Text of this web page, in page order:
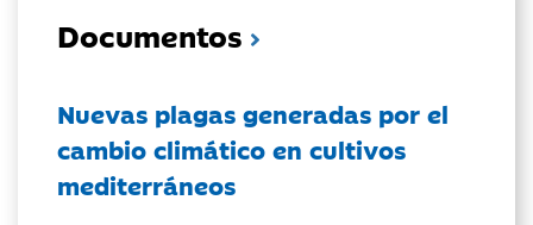
Documentos
Nuevas plagas generadas por el
cambio climático en cultivos
mediterráneos